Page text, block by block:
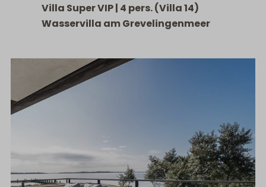
Villa Super VIP | 4 pers. (Villa 14)
Wasservilla am Grevelingenmeer